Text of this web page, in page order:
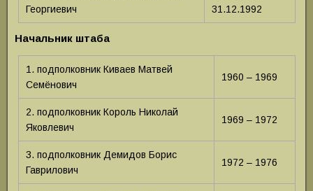
Георгиевич
31.12.1992
Начальник штаба
1. подполковник Киваев Матвей
Семёнович
1960 – 1969
2. подполковник Король Николай
Яковлевич
1969 – 1972
3. подполковник Демидов Борис
Гаврилович
1972 – 1976